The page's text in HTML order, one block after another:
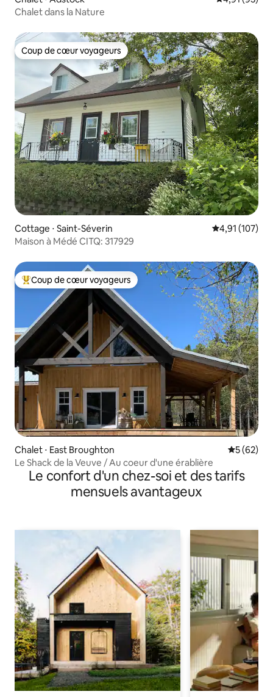
Chalet dans la Nature
Coup de cœur voyageurs
Coup de cœur voyageurs
Cottage ⋅ Saint-Séverin Évaluation
4,91 (107)
Maison à Médé CITQ: 317929
Coups de cœur voyageurs les plus appréciés
Coup de cœur voyageurs
Chalet ⋅ East Broughton
5 (62)
Le Shack de la Veuve / Au coeur d'une érablière
Le confort d'un chez-soi et des tarifs
mensuels avantageux